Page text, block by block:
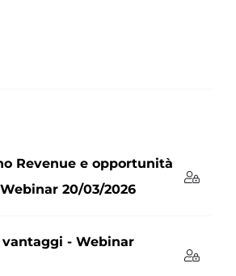
Revenue e opportunità
20/03/2026
- Webinar